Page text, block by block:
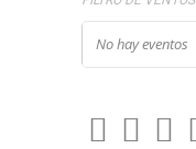
No hay eventos